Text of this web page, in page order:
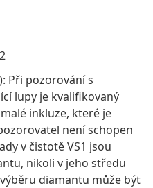
Při pozorování s
lupy je kvalifikovaný
inkluze, které je
není schopen
v čistotě VS1 jsou
nikoli v jeho středu
diamantu může být